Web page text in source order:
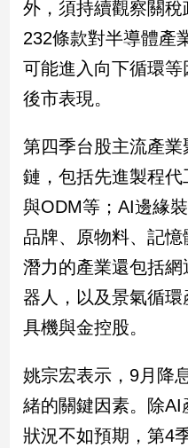
寵
Pet
影
專
區
合
作
媒
體
投
專
區
外，須持續觀察關
232條款對半導體產
可能進入向下循環
後市表現。
第四季台股主流產
鏈，包括先進製程
與ODM等；AI邊緣
品牌、原物料、記
潛力的產業還包括
器人，以及景氣循
具機與金控股。
姚宗宏表示，9月降
緒的關鍵因素。除
狀況不如預期，第4